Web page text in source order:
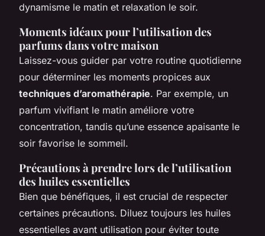
dynamisme le matin et relaxation le soir.
Moments idéaux pour l’utilisation des
parfums dans votre maison
Laissez-vous guider par votre routine quotidienne
pour déterminer les moments propices aux
techniques d’aromathérapie. Par exemple, un
parfum vivifiant le matin améliore votre
concentration, tandis qu’une essence apaisante le
soir favorise le sommeil.
Précautions à prendre lors de l’utilisation
des huiles essentielles
Bien que bénéfiques, il est crucial de respecter
certaines précautions. Diluez toujours les huiles
essentielles avant utilisation pour éviter toute